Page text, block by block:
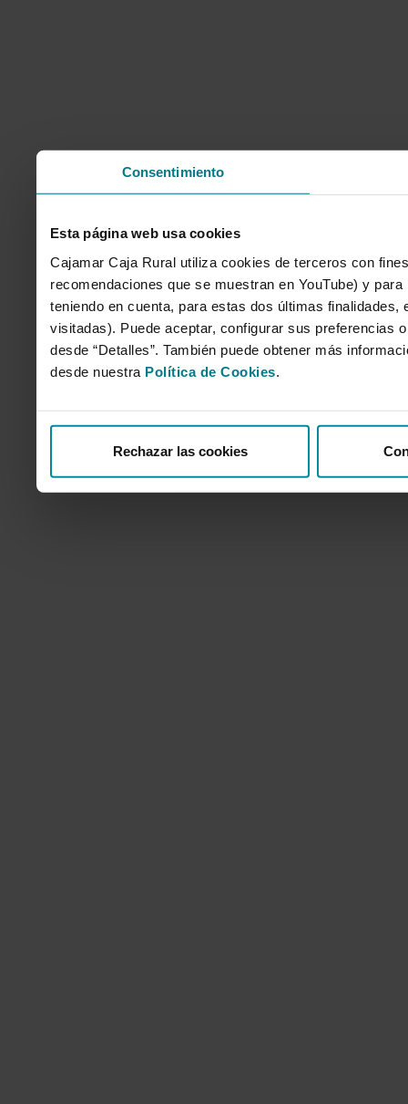
Consentimiento
Esta página web usa cookies
Cajamar Caja Rural utiliza cookies de terceros con
recomendaciones que se muestran en YouTube) y
teniendo en cuenta, para estas dos últimas
visitadas). Puede aceptar, configurar sus preferencias
desde “Detalles”. También puede obtener más
desde nuestra Política de Cookies
Rechazar las cookies